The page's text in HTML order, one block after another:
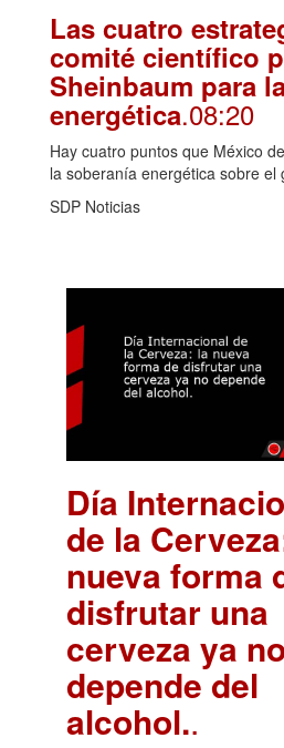
Las cuatro
comité científico
Sheinbaum para
energética.08:20
Hay cuatro puntos que México
la soberanía energética sobre el
SDP Noticias
Día
de la
nueva forma
disfrutar una
cerveza ya no
depende del
alcohol..